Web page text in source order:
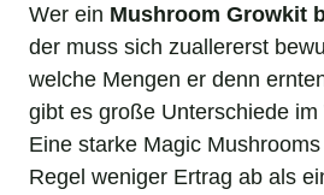
Wer ein Mushroom Growkit
der muss sich zuallererst
welche Mengen er denn
gibt es große Unterschiede
Eine starke Magic
Regel weniger Ertrag ab als